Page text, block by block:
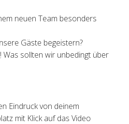
neuen Team besonders
Gäste begeistern?
Was sollten wir unbedingt über
Eindruck von deinem
mit Klick auf das Video